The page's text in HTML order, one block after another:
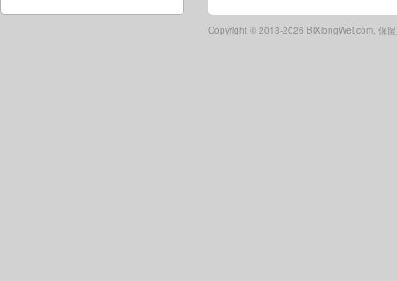
Copyright © 2013-2026 BiXiongWei.com, 保